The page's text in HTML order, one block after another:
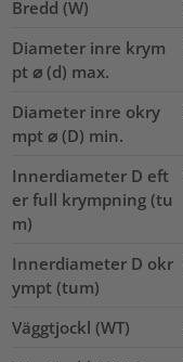
Bredd (W)
Diameter inre krym
pt ⌀ (d) max.
Diameter inre okry
mpt ⌀ (D) min.
Innerdiameter D eft
er full krympning (tu
m)
Innerdiameter D okr
ympt (tum)
Väggtjockl (WT)